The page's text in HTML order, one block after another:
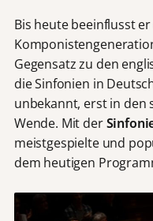
Bis heute beeinflusst
Gegensatz zu den
die Sinfonien in
unbekannt, erst in den
Wende. Mit der
meistgespielte und
dem heutigen